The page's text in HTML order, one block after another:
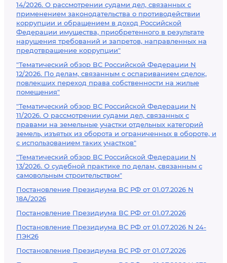
14/2026. О рассмотрении судами дел, связанных с
применением законодательства о противодействии
коррупции и обращением в доход Российской
Федерации имущества, приобретенного в результате
нарушения требований и запретов, направленных на
предотвращение коррупции"
"Тематический обзор ВС Российской Федерации N
12/2026. По делам, связанным с оспариванием сделок,
повлекших переход права собственности на жилые
помещения"
"Тематический обзор ВС Российской Федерации N
11/2026. О рассмотрении судами дел, связанных с
правами на земельные участки отдельных категорий
земель, изъятых из оборота и ограниченных в обороте, и
с использованием таких участков"
"Тематический обзор ВС Российской Федерации N
13/2026. О судебной практике по делам, связанным с
самовольным строительством"
Постановление Президиума ВС РФ от 01.07.2026 N
18А/2026
Постановление Президиума ВС РФ от 01.07.2026
Постановление Президиума ВС РФ от 01.07.2026 N 24-
ПЭК26
Постановление Президиума ВС РФ от 01.07.2026